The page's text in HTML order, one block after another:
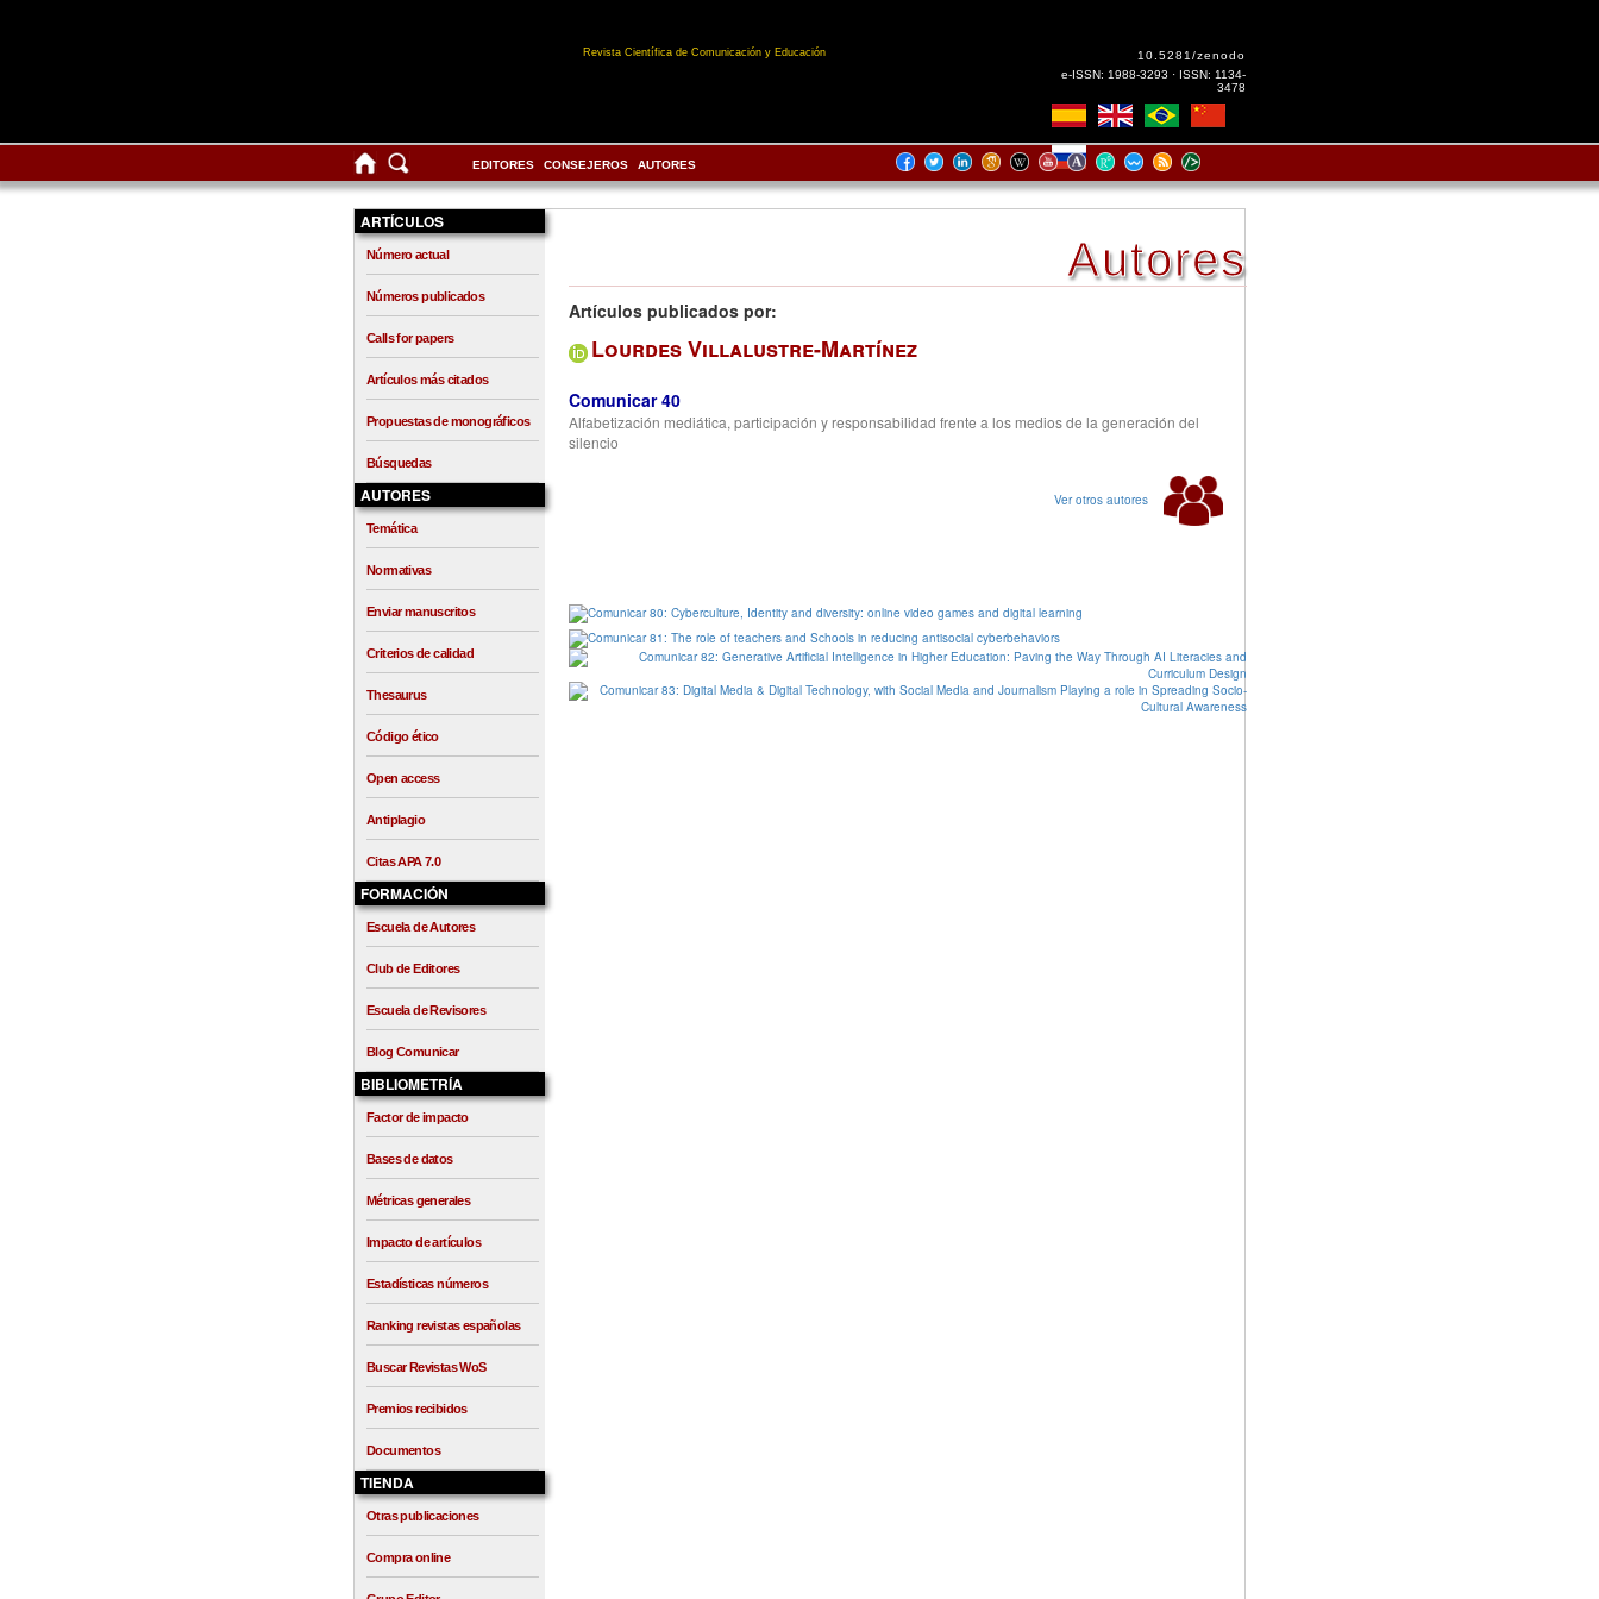
Revista Científica de Comunicación y Educación
10.5281/zenodo
e-ISSN: 1988-3293 · ISSN: 1134-
3478
EDITORES CONSEJEROS AUTORES
ARTÍCULOS
Número actual
Números publicados
Calls for papers
Artículos más citados
Propuestas de monográficos
Búsquedas
AUTORES
Temática
Normativas
Enviar manuscritos
Criterios de calidad
Thesaurus
Código ético
Open access
Antiplagio
Citas APA 7.0
FORMACIÓN
Escuela de Autores
Club de Editores
Escuela de Revisores
Blog Comunicar
BIBLIOMETRÍA
Factor de impacto
Bases de datos
Métricas generales
Impacto de artículos
Estadísticas números
Ranking revistas españolas
Buscar Revistas WoS
Premios recibidos
Documentos
TIENDA
Otras publicaciones
Compra online
Autores
Artículos publicados por:
Lourdes Villalustre-Martínez
Comunicar 40
Alfabetización mediática, participación y responsabilidad frente a los medios de la generación del
silencio
Ver otros autores